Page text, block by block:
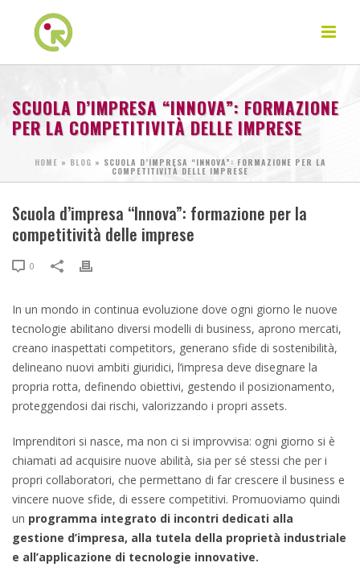
SCUOLA D’IMPRESA “INNOVA”: FORMAZIONE
PER LA COMPETITIVITÀ DELLE IMPRESE
HOME » BLOG » SCUOLA D’IMPRESA “INNOVA”: FORMAZIONE PER LA
COMPETITIVITÀ DELLE IMPRESE
Scuola d’impresa “Innova”: formazione per la
competitività delle imprese
0
In un mondo in continua evoluzione dove ogni giorno le nuove
tecnologie abilitano diversi modelli di business, aprono mercati,
creano inaspettati competitors, generano sfide di sostenibilità,
delineano nuovi ambiti giuridici, l’impresa deve disegnare la
propria rotta, definendo obiettivi, gestendo il posizionamento,
proteggendosi dai rischi, valorizzando i propri assets.
Imprenditori si nasce, ma non ci si improvvisa: ogni giorno si è
chiamati ad acquisire nuove abilità, sia per sé stessi che per i
propri collaboratori, che permettano di far crescere il business e
vincere nuove sfide, di essere competitivi. Promuoviamo quindi
un programma integrato di incontri dedicati alla
gestione d’impresa, alla tutela della proprietà industriale
e all’applicazione di tecnologie innovative.